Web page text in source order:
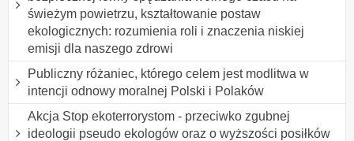
świeżym powietrzu, kształtowanie postaw
ekologicznych: rozumienia roli i znaczenia niskiej
emisji dla naszego zdrowi
Publiczny różaniec, którego celem jest modlitwa w
intencji odnowy moralnej Polski i Polaków
Akcja Stop ekoterrorystom - przeciwko zgubnej
ideologii pseudo ekologów oraz o wyższości posiłków